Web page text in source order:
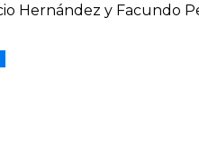
Hernández y Facundo